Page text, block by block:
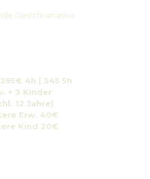
Gesichtsmaske
4h | 345 5h
+ 3 Kinder
12 Jahre)
Erw. 40€
Kind 20€